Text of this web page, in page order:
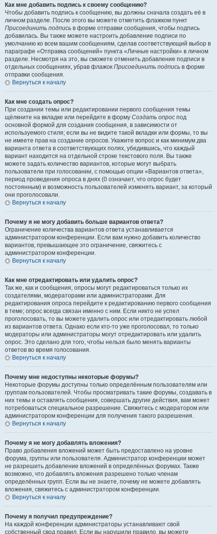
Как мне добавить подпись к своему сообщению?
Чтобы добавить подпись к сообщению, вы должны сначала создать её в
личном разделе. После этого вы можете отметить флажком пункт
Присоединить подпись в форме отправки сообщения, чтобы подпись
добавилась. Вы также можете настроить добавление подписи по
умолчанию ко всем вашим сообщениям, сделав соответствующий выбор в
параграфе «Отправка сообщений» пункта «Личные настройки» в личном
разделе. Несмотря на это, вы сможете отменить добавление подписи в
отдельных сообщениях, убрав флажок Присоединить подпись в форме
отправки сообщения.
Вернуться к началу
Как мне создать опрос?
При создании темы или редактировании первого сообщения темы
щёлкните на вкладке или перейдите в форму Создать опрос под
основной формой для создания сообщения, в зависимости от
используемого стиля; если вы не видите такой вкладки или формы, то вы
не имеете прав на создание опросов. Укажите вопрос и как минимум два
варианта ответа в соответствующих полях, убедившись, что каждый
вариант находится на отдельной строке текстового поля. Вы также
можете задать количество вариантов, которые могут выбрать
пользователи при голосовании, с помощью опции «Вариантов ответа»,
период проведения опроса в днях (0 означает, что опрос будет
постоянным) и возможность пользователей изменять вариант, за который
они проголосовали.
Вернуться к началу
Почему я не могу добавить больше вариантов ответа?
Ограничение количества вариантов ответа устанавливается
администратором конференции. Если вам нужно добавить количество
вариантов, превышающее это ограничение, свяжитесь с
администратором конференции.
Вернуться к началу
Как мне отредактировать или удалить опрос?
Так же, как и сообщения, опросы могут редактироваться только их
создателями, модераторами или администраторами. Для
редактирования опроса перейдите к редактированию первого сообщения
в теме; опрос всегда связан именно с ним. Если никто не успел
проголосовать, то вы можете удалить опрос или отредактировать любой
из вариантов ответа. Однако если кто-то уже проголосовал, то только
модераторы или администраторы могут отредактировать или удалить
опрос. Это сделано для того, чтобы нельзя было менять варианты
ответов во время голосования.
Вернуться к началу
Почему мне недоступны некоторые форумы?
Некоторые форумы доступны только определённым пользователям или
группам пользователей. Чтобы просматривать такие форумы, создавать в
них темы и оставлять сообщения, совершать другие действия, вам может
потребоваться специальное разрешение. Свяжитесь с модератором или
администратором конференции для получения такого разрешения.
Вернуться к началу
Почему я не могу добавлять вложения?
Право добавления вложений может быть предоставлено на уровне
форума, группы или пользователя. Администратор конференции может
не разрешить добавление вложений в определённых форумах. Также
возможно, что добавлять вложения разрешено только членам
определённых групп. Если вы не знаете, почему не можете добавлять
вложения, свяжитесь с администратором конференции.
Вернуться к началу
Почему я получил предупреждение?
На каждой конференции администраторы устанавливают свой
собственный свод правил. Если вы нарушили правило, вы можете